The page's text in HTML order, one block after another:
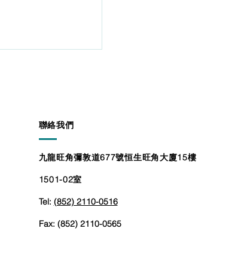
期的劇烈運動會大
在40歲後才會出
​聯絡我們
九龍旺角彌敦道677號恒生旺角大廈15樓
1501-02室
Tel: (852) 2110-0516
Fax: (852) 2110-0565